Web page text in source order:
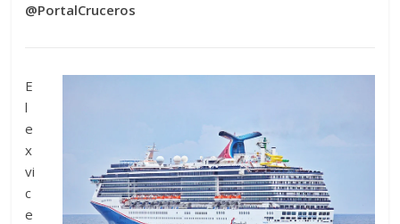
@PortalCruceros
E
l
e
x
vi
c
e